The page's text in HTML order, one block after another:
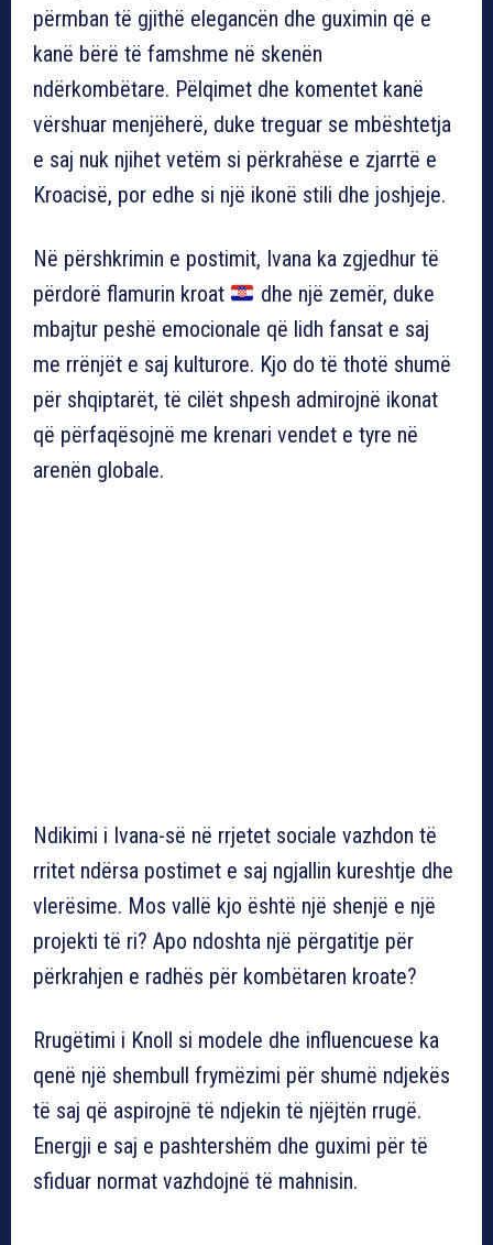
përmban të gjithë elegancën dhe guximin që e
kanë bërë të famshme në skenën
ndërkombëtare. Pëlqimet dhe komentet kanë
vërshuar menjëherë, duke treguar se mbështetja
e saj nuk njihet vetëm si përkrahëse e zjarrtë e
Kroacisë, por edhe si një ikonë stili dhe joshjeje.
Në përshkrimin e postimit, Ivana ka zgjedhur të
përdorë flamurin kroat
dhe një zemër, duke
mbajtur peshë emocionale që lidh fansat e saj
me rrënjët e saj kulturore. Kjo do të thotë shumë
për shqiptarët, të cilët shpesh admirojnë ikonat
që përfaqësojnë me krenari vendet e tyre në
arenën globale.
Ndikimi i Ivana-së në rrjetet sociale vazhdon të
rritet ndërsa postimet e saj ngjallin kureshtje dhe
vlerësime. Mos vallë kjo është një shenjë e një
projekti të ri? Apo ndoshta një përgatitje për
përkrahjen e radhës për kombëtaren kroate?
Rrugëtimi i Knoll si modele dhe influencuese ka
qenë një shembull frymëzimi për shumë ndjekës
të saj që aspirojnë të ndjekin të njëjtën rrugë.
Energji e saj e pashtershëm dhe guximi për të
sfiduar normat vazhdojnë të mahnisin.